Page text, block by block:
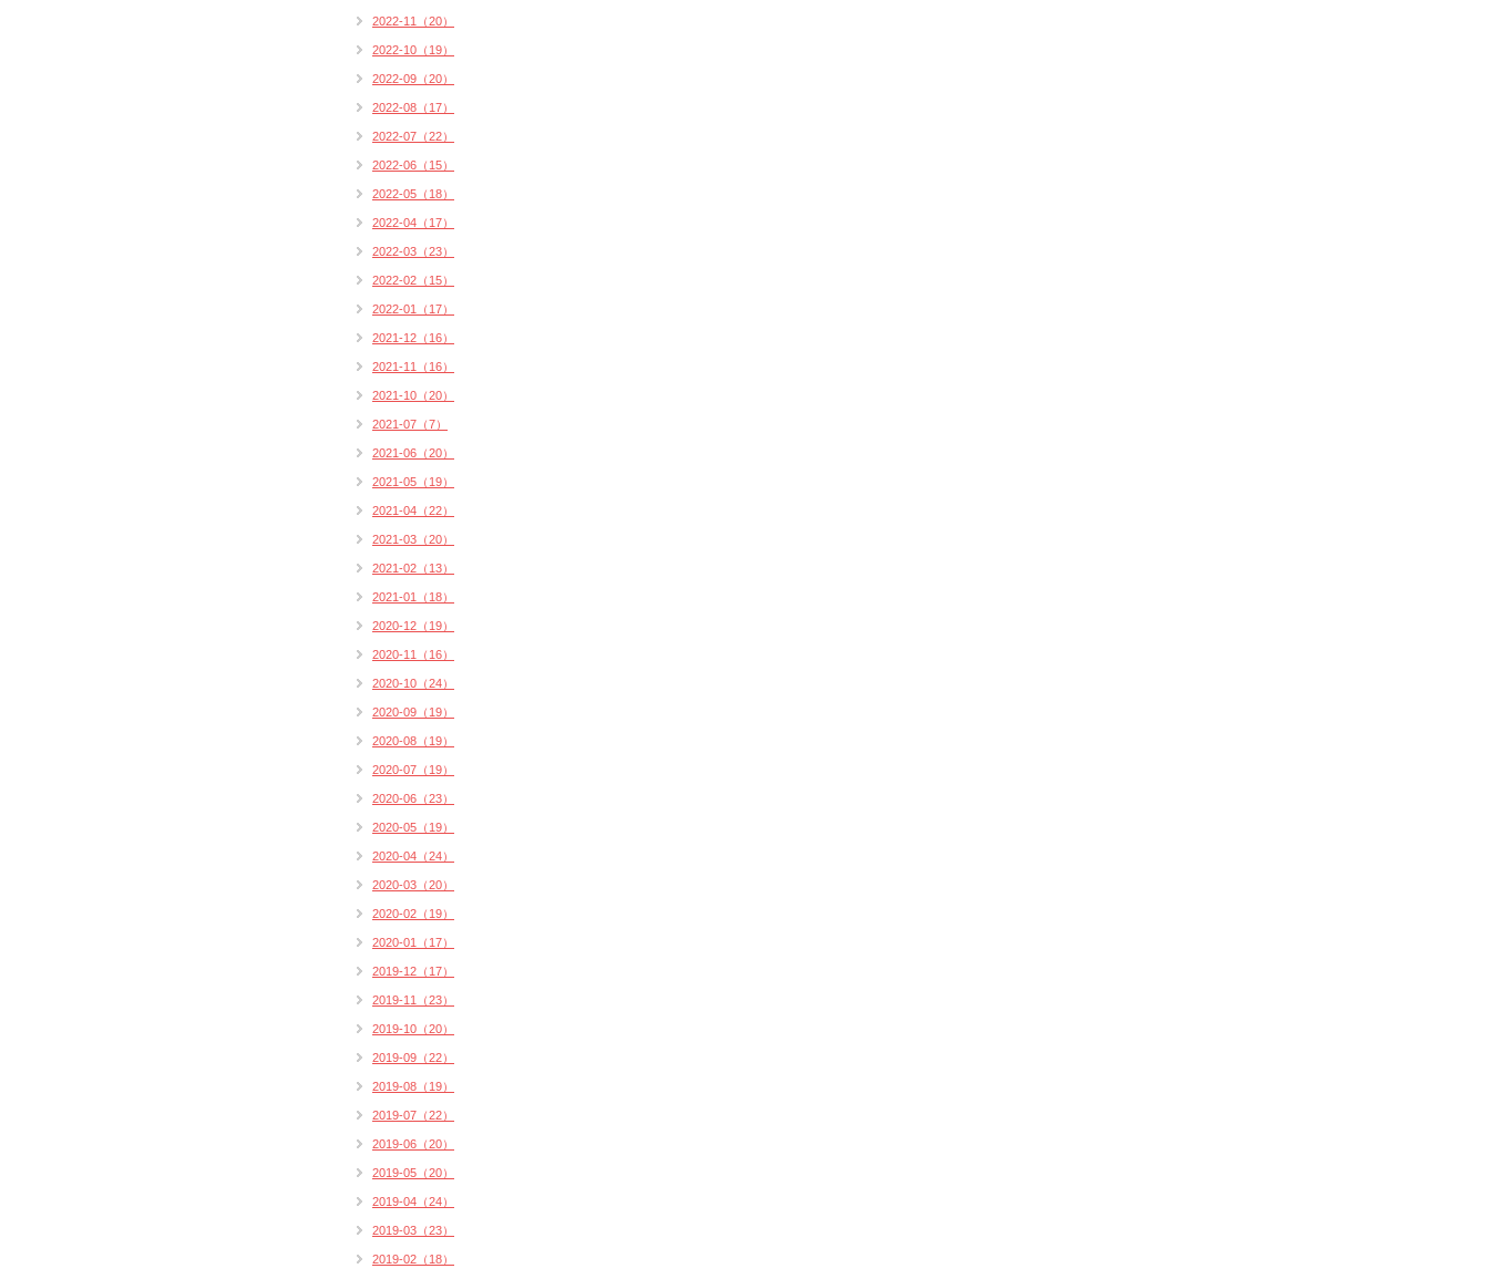
2022-11（20）
2022-10（19）
2022-09（20）
2022-08（17）
2022-07（22）
2022-06（15）
2022-05（18）
2022-04（17）
2022-03（23）
2022-02（15）
2022-01（17）
2021-12（16）
2021-11（16）
2021-10（20）
2021-07（7）
2021-06（20）
2021-05（19）
2021-04（22）
2021-03（20）
2021-02（13）
2021-01（18）
2020-12（19）
2020-11（16）
2020-10（24）
2020-09（19）
2020-08（19）
2020-07（19）
2020-06（23）
2020-05（19）
2020-04（24）
2020-03（20）
2020-02（19）
2020-01（17）
2019-12（17）
2019-11（23）
2019-10（20）
2019-09（22）
2019-08（19）
2019-07（22）
2019-06（20）
2019-05（20）
2019-04（24）
2019-03（23）
2019-02（18）